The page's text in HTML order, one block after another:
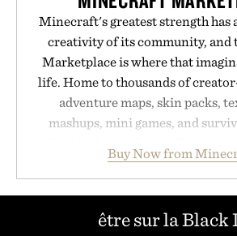
Minecraft's greatest strength has
creativity of its community,
Marketplace is where that
life. Home to thousands of
adventure maps, skin packs,
mashups, mini games, and
familiar block-built universe.
annual Summer Sale makes
by up to 33%. Whether you're
Buy Now from
être sur la Black